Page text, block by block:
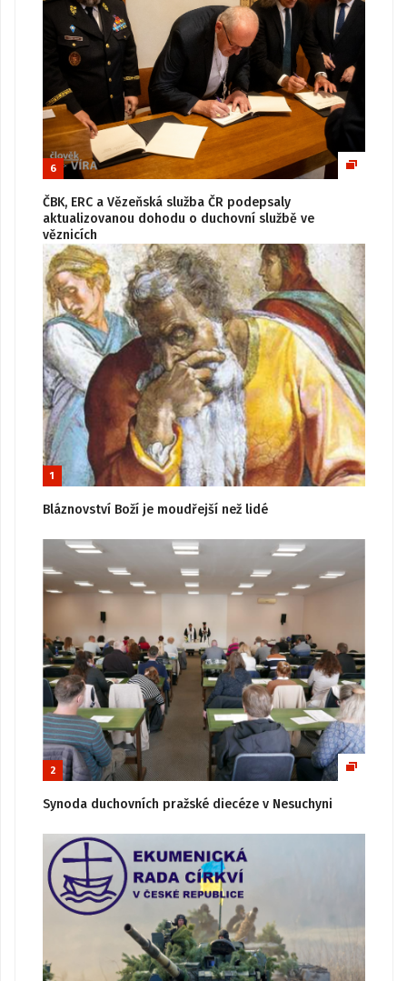
6
ČBK, ERC a Vězeňská služba ČR podepsaly
aktualizovanou dohodu o duchovní službě ve
věznicích
1
Bláznovství Boží je moudřejší než lidé
2
Synoda duchovních pražské diecéze v Nesuchyni